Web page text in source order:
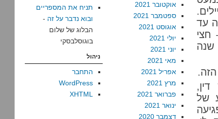
עד
חצי
שנה
של
אוקטובר 2021
ספטמבר 2021
אוגוסט 2021
יולי 2021
יוני 2021
מאי 2021
אפריל 2021
מרץ 2021
פברואר 2021
ינואר 2021
דצמבר 2020
תניח את המספריים
ובוא נדבר על זה -
הבלוג של שלום
בוגוסלבסקי
ניהול
התחבר
WordPress
XHTML